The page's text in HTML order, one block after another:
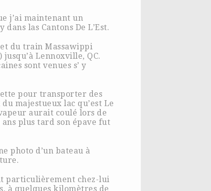
j’ai maintenant un
las Cantons De L’Est.
du train Massawippi
Lennoxville, QC.
sont venues s’ y
pour transporter des
majestueux lac qu’est Le
aurait coulé lors de
ans plus tard son épave fut
photo d’un bateau à
particulièrement chez-lui
à quelques kilomètres de